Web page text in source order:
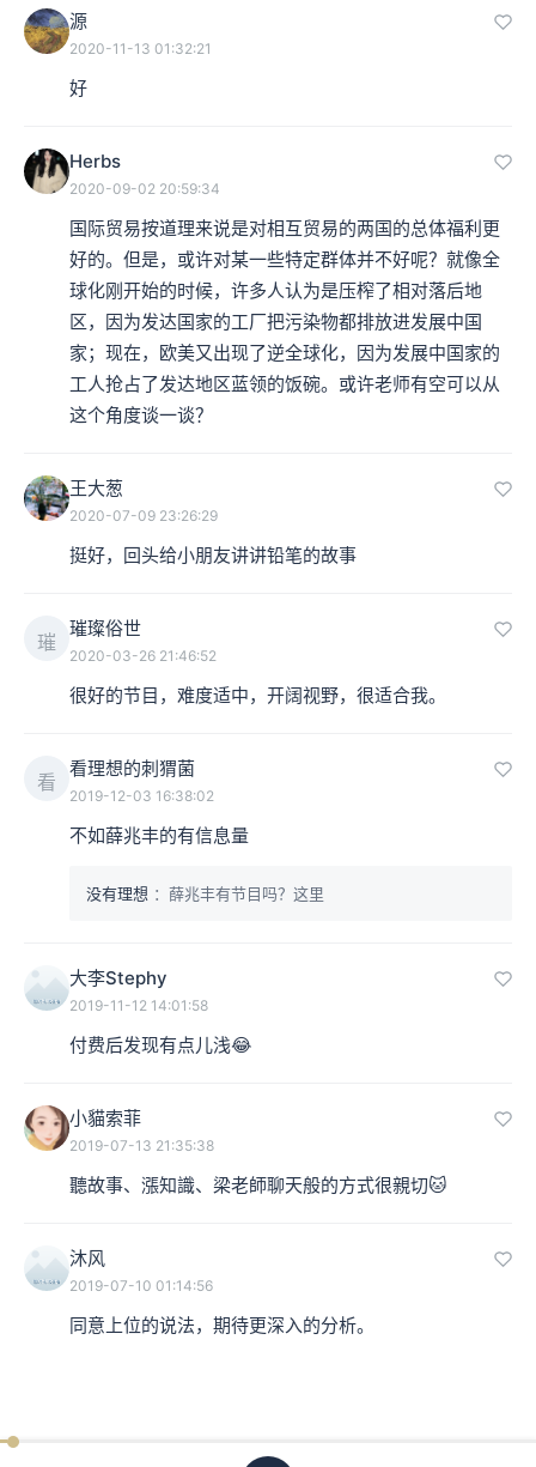
源
2020-11-13 01:32:21
好
Herbs
2020-09-02 20:59:34
国际贸易按道理来说是对相互贸易的两国的总体福利更
好的。但是，或许对某一些特定群体并不好呢？就像全
球化刚开始的时候，许多人认为是压榨了相对落后地
区，因为发达国家的工厂把污染物都排放进发展中国
家；现在，欧美又出现了逆全球化，因为发展中国家的
工人抢占了发达地区蓝领的饭碗。或许老师有空可以从
这个角度谈一谈？
王大葱
2020-07-09 23:26:29
挺好，回头给小朋友讲讲铅笔的故事
璀
璀璨俗世
2020-03-26 21:46:52
很好的节目，难度适中，开阔视野，很适合我。
看
看理想的刺猬菌
2019-12-03 16:38:02
不如薛兆丰的有信息量
没有理想 ：薛兆丰有节目吗？这里
大李Stephy
2019-11-12 14:01:58
付费后发现有点儿浅😂
小貓索菲
2019-07-13 21:35:38
聽故事、漲知識、梁老師聊天般的方式很親切🐱
沐风
2019-07-10 01:14:56
同意上位的说法，期待更深入的分析。